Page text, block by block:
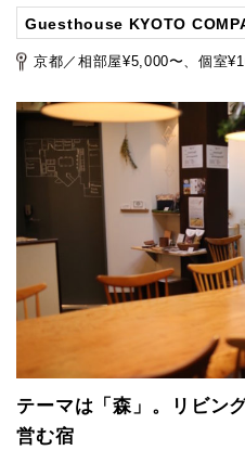
Guesthouse KYOTO
京都／相部屋¥5,000〜、個室
テーマは「森」。リビン
営む宿